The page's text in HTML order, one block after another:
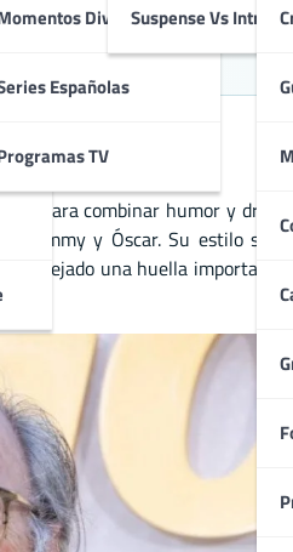
Divertidos
Españolas
TV
Suspense Vs Intriga
en Cine y TV
para combinar humor y
Emmy y Óscar. Su estilo se
dejado una huella importante